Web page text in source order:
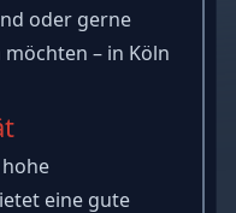
oder gerne
– in Köln
eine gute